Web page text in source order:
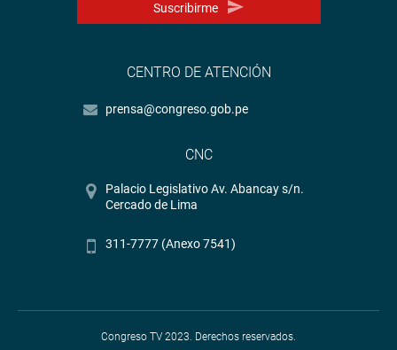
Suscribirme
CENTRO DE ATENCIÓN
prensa@congreso.gob.pe
CNC
Palacio Legislativo Av. Abancay s/n.
Cercado de Lima
311-7777 (Anexo 7541)
Congreso TV 2023. Derechos reservados.